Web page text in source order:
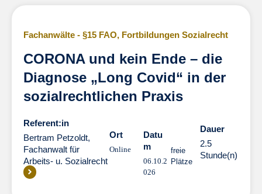
Fachanwälte - §15 FAO, Fortbildungen Sozialrecht
CORONA und kein Ende – die
Diagnose „Long Covid“ in der
sozialrechtlichen Praxis
Referent:in
Bertram Petzoldt,
Fachanwalt für
Arbeits- u. Sozialrecht
Ort
Online
Datu
m
06.10.2
026
freie
Plätze
Dauer
2.5
Stunde(n)